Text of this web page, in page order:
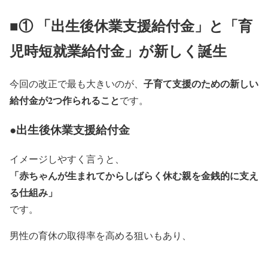
■① 「出生後休業支援給付金」と「育
児時短就業給付金」が新しく誕生
今回の改正で最も大きいのが、 子育て支援のための新しい
給付金が2つ作られることです。
●出生後休業支援給付金
イメージしやすく言うと、
「赤ちゃんが生まれてからしばらく休む親を金銭的に支え
る仕組み」
です。
男性の育休の取得率を高める狙いもあり、